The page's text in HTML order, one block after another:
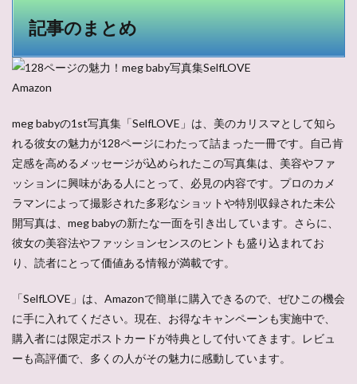
記事のまとめ
Amazon
meg babyの1st写真集「SelfLOVE」は、美のカリスマとして知ら
れる彼女の魅力が128ページにわたって詰まった一冊です。自己肯
定感を高めるメッセージが込められたこの写真集は、美容やファ
ッションに興味がある人にとって、必見の内容です。プロのカメ
ラマンによって撮影された多彩なショットや特別収録された未公
開写真は、meg babyの新たな一面を引き出しています。さらに、
彼女の美容法やファッションセンスのヒントも盛り込まれてお
り、読者にとって価値ある情報が満載です。
「SelfLOVE」は、Amazonで簡単に購入できるので、ぜひこの機会
に手に入れてください。現在、お得なキャンペーンも実施中で、
購入者には限定ポストカードが特典として付いてきます。レビュ
ーも高評価で、多くの人がその魅力に感動しています。